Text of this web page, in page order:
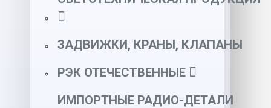
ЗАДВИЖКИ, КРАНЫ, КЛАПАНЫ
РЭК ОТЕЧЕСТВЕННЫЕ
ИМПОРТНЫЕ РАДИО-ДЕТАЛИ